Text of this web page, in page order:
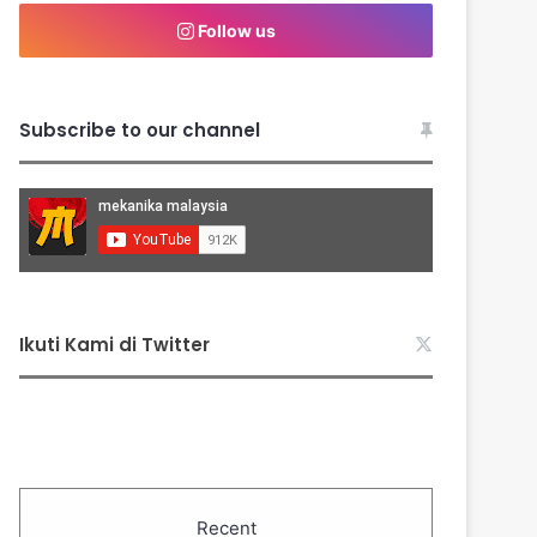
Follow us
Subscribe to our channel
Ikuti Kami di Twitter
Recent